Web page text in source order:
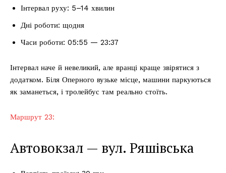
Інтервал руху: 5–14 хвилин
Дні роботи: щодня
Часи роботи: 05:55 — 23:37
Інтервал наче й невеликий, але вранці краще звірятися з
додатком. Біля Оперного вузьке місце, машини паркуються
як заманеться, і тролейбус там реально стоїть.
Маршрут 23:
Автовокзал — вул. Ряшівська